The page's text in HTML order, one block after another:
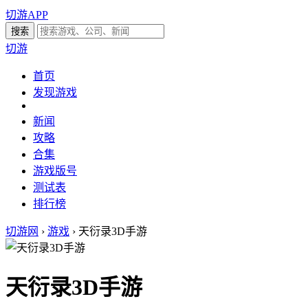
切游APP
切游
首页
发现游戏
新闻
攻略
合集
游戏版号
测试表
排行榜
切游网 › 游戏 › 天衍录3D手游
天衍录3D手游